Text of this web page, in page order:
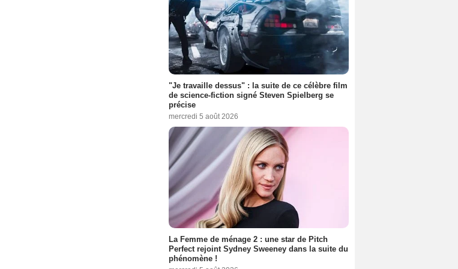
"Je travaille dessus" : la suite de ce célèbre film
de science-fiction signé Steven Spielberg se
précise
mercredi 5 août 2026
La Femme de ménage 2 : une star de Pitch
Perfect rejoint Sydney Sweeney dans la suite du
phénomène !